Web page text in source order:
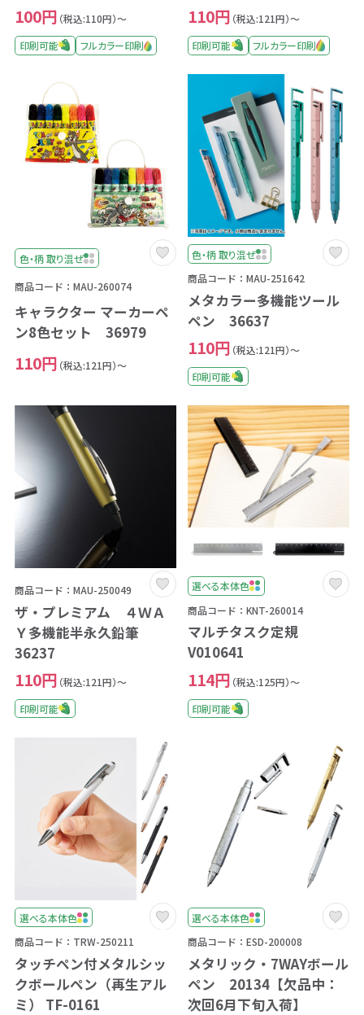
100円 （税込:110円）～
印刷可能
フルカラー印刷
110円 （税込:121円）～
印刷可能
フルカラー印刷
色・柄 取り混ぜ
商品コード：MAU-260074
キャラクター マーカーペ
ン8色セット 36979
110円 （税込:121円）～
色・柄 取り混ぜ
商品コード：MAU-251642
メタカラー多機能ツール
ペン 36637
110円 （税込:121円）～
印刷可能
商品コード：MAU-250049
ザ・プレミアム ４ＷＡ
Ｙ多機能半永久鉛筆
36237
110円 （税込:121円）～
印刷可能
選べる本体色
商品コード：KNT-260014
マルチタスク定規
V010641
114円 （税込:125円）～
印刷可能
選べる本体色
商品コード：TRW-250211
タッチペン付メタルシッ
クボールペン（再生アル
ミ） TF-0161
選べる本体色
商品コード：ESD-200008
メタリック・7WAYボール
ペン 20134【欠品中：
次回6月下旬入荷】